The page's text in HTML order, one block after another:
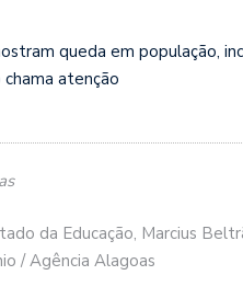
queda em população,
atenção
da Educação, Marcius
/ Agência Alagoas